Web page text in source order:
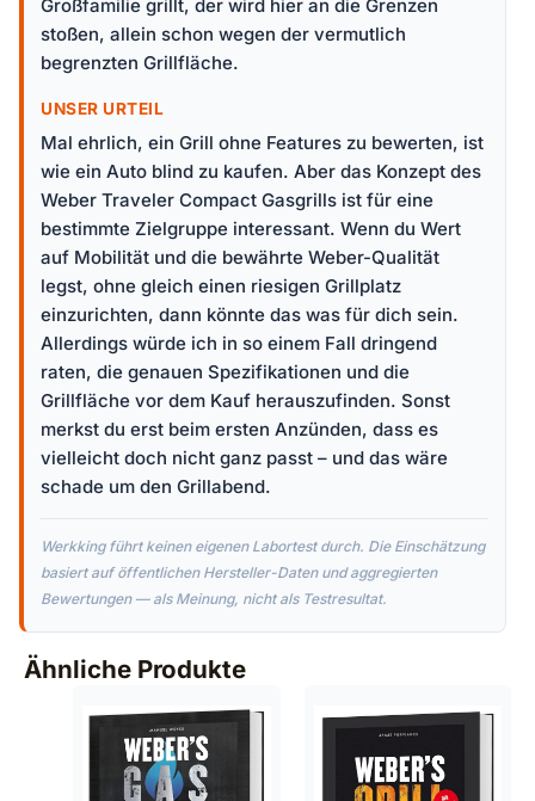
Großfamilie grillt, der wird hier an die Grenzen
stoßen, allein schon wegen der vermutlich
begrenzten Grillfläche.
UNSER URTEIL
Mal ehrlich, ein Grill ohne Features zu bewerten, ist
wie ein Auto blind zu kaufen. Aber das Konzept des
Weber Traveler Compact Gasgrills ist für eine
bestimmte Zielgruppe interessant. Wenn du Wert
auf Mobilität und die bewährte Weber-Qualität
legst, ohne gleich einen riesigen Grillplatz
einzurichten, dann könnte das was für dich sein.
Allerdings würde ich in so einem Fall dringend
raten, die genauen Spezifikationen und die
Grillfläche vor dem Kauf herauszufinden. Sonst
merkst du erst beim ersten Anzünden, dass es
vielleicht doch nicht ganz passt – und das wäre
schade um den Grillabend.
Werkking führt keinen eigenen Labortest durch. Die Einschätzung
basiert auf öffentlichen Hersteller-Daten und aggregierten
Bewertungen — als Meinung, nicht als Testresultat.
Ähnliche Produkte